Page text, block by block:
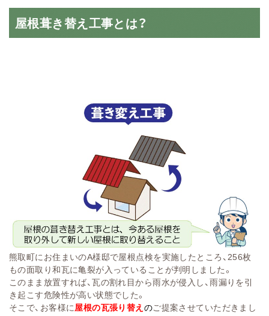
屋根葺き替え工事とは？
熊取町にお住まいのA様邸で屋根点検を実施したところ、256枚
もの面取り和瓦に亀裂が入っていることが判明しました。
このまま放置すれば、瓦の割れ目から雨水が侵入し、雨漏りを引
き起こす危険性が高い状態でした。
そこで、お客様に屋根の瓦張り替え のご提案させていただきまし